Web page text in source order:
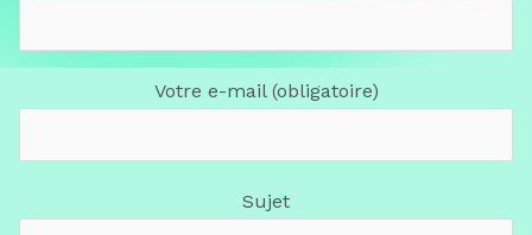
Votre e-mail (obligatoire)
Sujet